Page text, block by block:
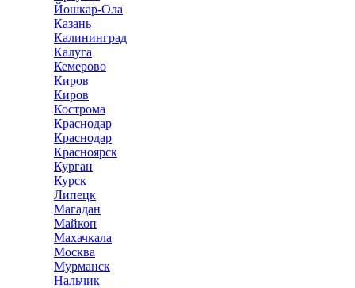
Йошкар-Ола
Казань
Калининград
Калуга
Кемерово
Киров
Киров
Кострома
Краснодар
Краснодар
Красноярск
Курган
Курск
Липецк
Магадан
Майкоп
Махачкала
Москва
Мурманск
Нальчик